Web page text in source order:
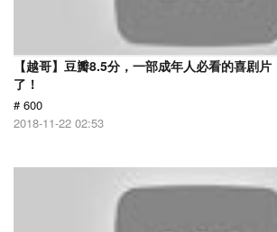
【越哥】豆瓣8.5分，一部成年人必看的喜剧
了！
# 600
2018-11-22 02:53